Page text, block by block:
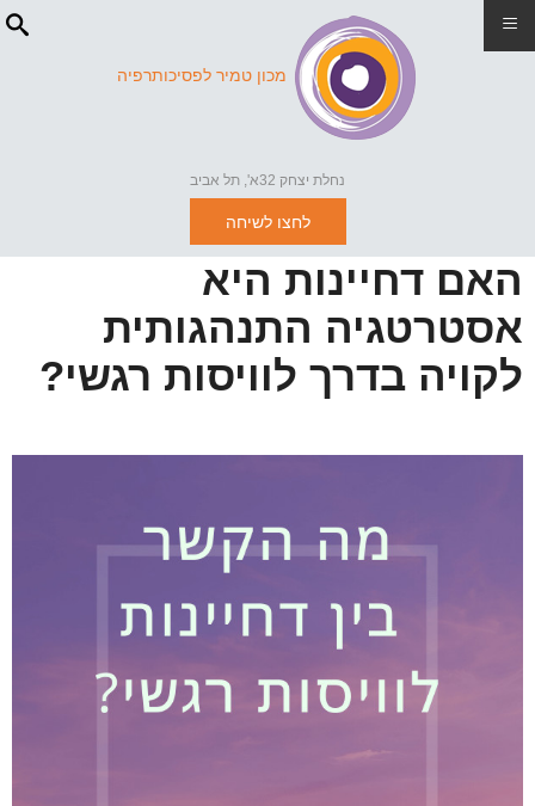
מכון טמיר לפסיכותרפיה
נחלת יצחק 32א', תל אביב
לחצו לשיחה
האם דחיינות היא
אסטרטגיה התנהגותית
לקויה בדרך לוויסות רגשי?
≡